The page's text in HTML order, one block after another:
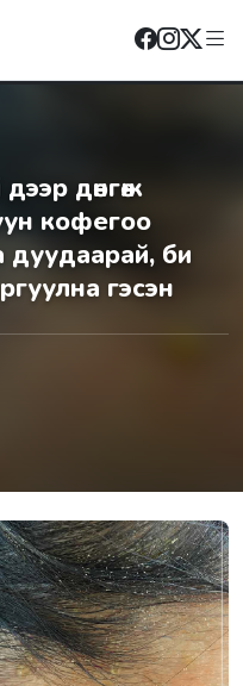
дөнгөж
кофегоо
дуудаарай, би
гэсэн